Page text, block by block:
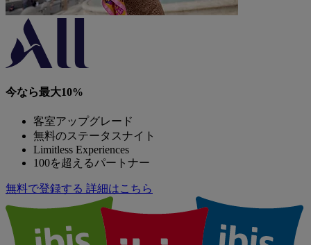
今なら最大10%
客室アップグレード
無料のステータスナイト
Limitless Experiences
100を超えるパートナー
無料で登録する 詳細はこちら